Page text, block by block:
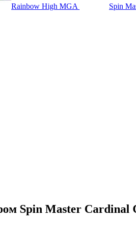
Rainbow High MGA Spin
Spin Master Cardinal